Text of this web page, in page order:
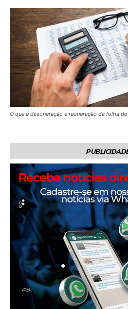
O que é desoneração e reoneração da folha